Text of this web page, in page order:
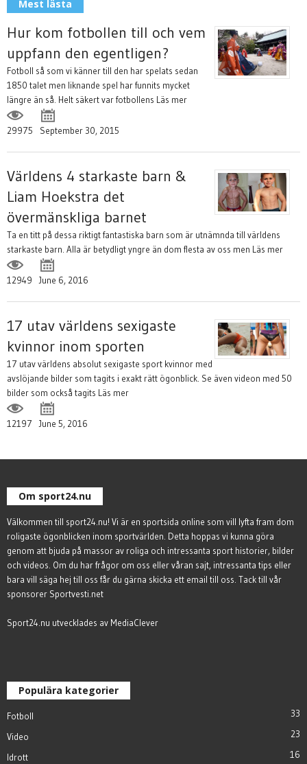
Mest lästa
Hur kom fotbollen till och vem
uppfann den egentligen?
Fotboll så som vi känner till den har spelats sedan
1850 talet men liknande spel har funnits mycket
längre än så. Helt säkert var fotbollens Läs mer
29975 September 30, 2015
Världens 4 starkaste barn &
Liam Hoekstra det
övermänskliga barnet
Ta en titt på dessa riktigt fantastiska barn som är utnämnda till världens
starkaste barn. Alla är betydligt yngre än dom flesta av oss men Läs mer
12949 June 6, 2016
17 utav världens sexigaste
kvinnor inom sporten
17 utav världens absolut sexigaste sport kvinnor med
avslöjande bilder som tagits i exakt rätt ögonblick. Se även videon med 50
bilder som också tagits Läs mer
12197 June 5, 2016
Om sport24.nu
Välkommen till sport24.nu! Vi är en sportsida online som vill lyfta fram dom
roligaste ögonblicken inom sportvärlden. Detta hoppas vi kunna göra
genom att bjuda på massor av roliga och intressanta sport historier, bilder
och videos. Om du har frågor om oss eller våran sajt, intressanta tips eller
bara vill säga hej till oss får du gärna skicka ett email till oss. Tack till vår
sponsorer Sportvesti.net
Sport24.nu utvecklades av MediaClever
Populära kategorier
Fotboll 33
Video 23
Idrott 16